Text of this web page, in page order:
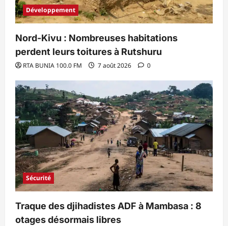
Développement
Nord-Kivu : Nombreuses habitations
perdent leurs toitures à Rutshuru
RTA BUNIA 100.0 FM 7 août 2026 0
Sécurité
Traque des djihadistes ADF à Mambasa : 8
otages désormais libres